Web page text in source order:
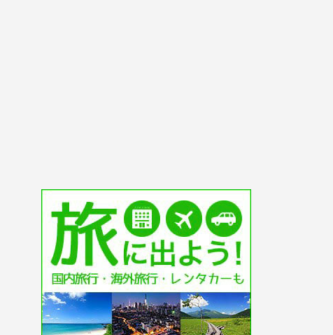
iPad+djay+reloop+traktor Z1 Mk2
でDJシステムを組んでみる 24bit
96kHz出力
2025年5月14日
iPhone・パソコン・ガジェット